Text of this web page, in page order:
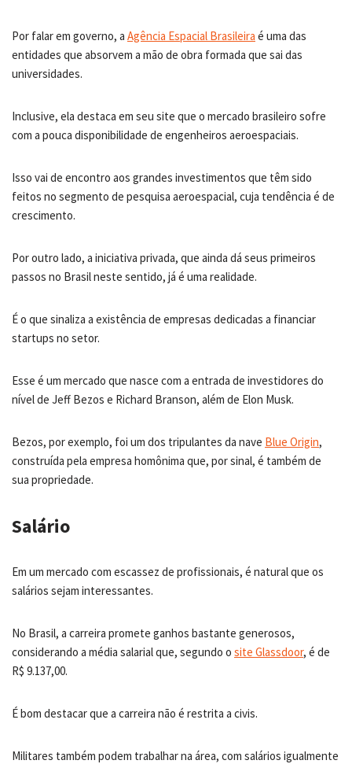
Por falar em governo, a Agência Espacial Brasileira é uma das
entidades que absorvem a mão de obra formada que sai das
universidades.
Inclusive, ela destaca em seu site que o mercado brasileiro sofre
com a pouca disponibilidade de engenheiros aeroespaciais.
Isso vai de encontro aos grandes investimentos que têm sido
feitos no segmento de pesquisa aeroespacial, cuja tendência é de
crescimento.
Por outro lado, a iniciativa privada, que ainda dá seus primeiros
passos no Brasil neste sentido, já é uma realidade.
É o que sinaliza a existência de empresas dedicadas a financiar
startups no setor.
Esse é um mercado que nasce com a entrada de investidores do
nível de Jeff Bezos e Richard Branson, além de Elon Musk.
Bezos, por exemplo, foi um dos tripulantes da nave Blue Origin,
construída pela empresa homônima que, por sinal, é também de
sua propriedade.
Salário
Em um mercado com escassez de profissionais, é natural que os
salários sejam interessantes.
No Brasil, a carreira promete ganhos bastante generosos,
considerando a média salarial que, segundo o site Glassdoor, é de
R$ 9.137,00.
É bom destacar que a carreira não é restrita a civis.
Militares também podem trabalhar na área, com salários igualmente